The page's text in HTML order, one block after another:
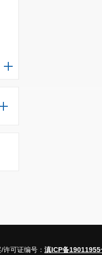
许可证编号： 滇ICP备